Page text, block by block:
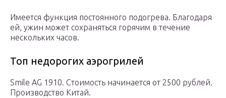
Имеется функция постоянного подогрева. Благодаря
ей, ужин может сохраняться горячим в течение
нескольких часов.
Топ недорогих аэрогрилей
Smile AG 1910. Стоимость начинается от 2500 рублей.
Производство Китай.